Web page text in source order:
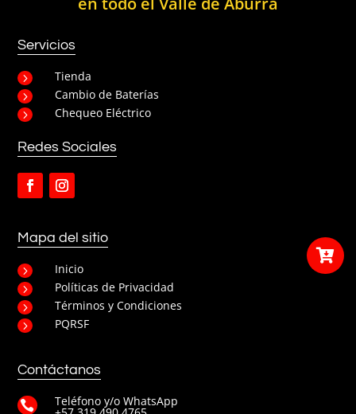

Servicios
5 Tienda
5 Cambio de Baterías
5 Chequeo Eléctrico
Redes Sociales
Mapa del sitio
5 Inicio
5 Políticas de Privacidad
5 Términos y Condiciones
5 PQRSF
Contáctanos
 Teléfono y/o WhatsApp